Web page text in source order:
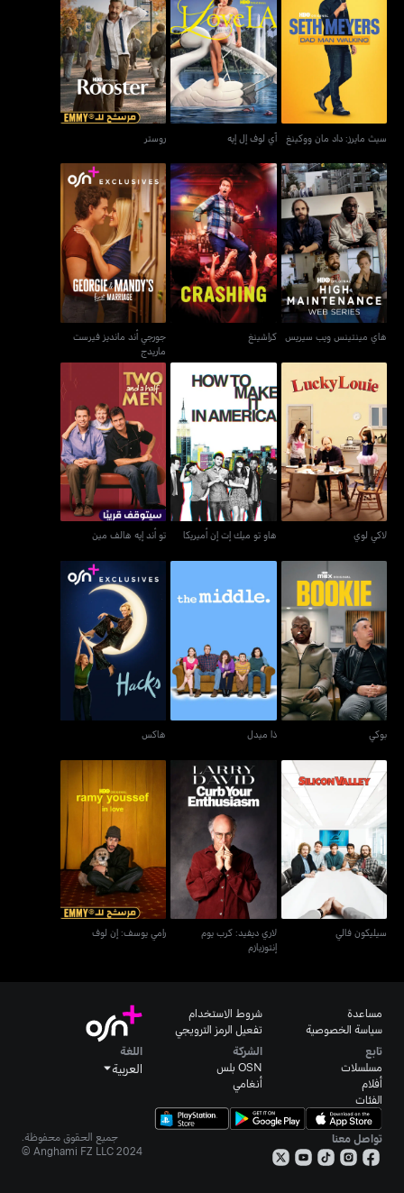
سيث مايرز: داد مان ووكينغ
سيث مايرز: داد مان ووكينغ
آي لوف إل إيه
آي لوف إل إيه
روستر
روستر
هاي مينتينس ويب سيريس
هاي مينتينس ويب سيريس
كراشينغ
كراشينغ
جورجي أند مانديز فيرست
ماريدج
جورجي أند مانديز فيرست
ماريدج
لاكي لوي
لاكي لوي
هاو تو ميك إت إن أميريكا
هاو تو ميك إت إن أميريكا
تو أند إيه هالف مين
تو أند إيه هالف مين
بوكي
بوكي ذا ميدل
هاكس
هاكس
سيليكون فالي
سيليكون فالي
لاري ديفيد: كرب يوم
إنتوزيازم
لاري ديفيد: كرب يوم
إنتوزيازم
رامي يوسف: إن لوف
رامي يوسف: إن لوف
مساعدة
سياسة الخصوصية
شروط الاستخدام
تفعيل الرمز الترويجي
تابع
مسلسلات
أفلام
الفئات
الشركة
OSN بلس
أنغامي
اللغة
العربية
تواصل معنا
جميع الحقوق محفوظة.
Anghami FZ LLC 2024 ©